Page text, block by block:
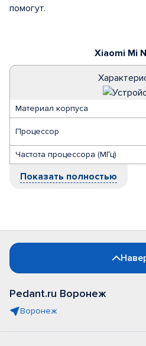
Xiaomi Mi
Материал корпуса
Процессор
Частота процессора (МГц)
Показать полностью
помогут.
Pedant.ru Воронеж
Воронеж